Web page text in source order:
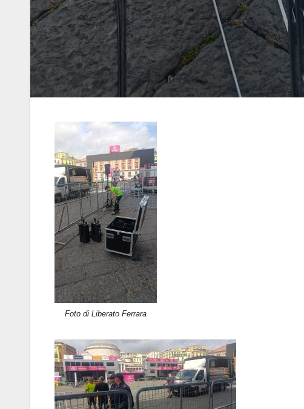
Foto di Liberato Ferrara